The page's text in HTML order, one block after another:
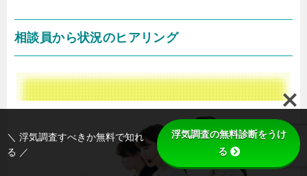
相談員から状況のヒアリング
＼ 浮気調査すべきか無料で知れ
る ／
浮気調査の無料診断をうけ
る